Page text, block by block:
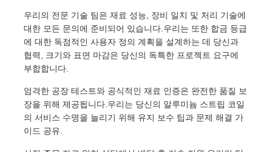
우리의 전문 기술 팀은 재료 성능, 장비 일치 및 처리 기술에
대한 모든 문의에 준비되어 있습니다.우리는 또한 합금 등급
에 대한 독점적인 사용자 정의 계획을 설계하는 데 당신과
협력, 크기와 표면 마감은 당신의 독특한 프로젝트 요구에
부합합니다.
엄격한 공장 테스트와 공식적인 재료 인증은 완전한 품질 보
장을 위해 제공됩니다.우리는 당신의 알루미늄 스트립 코일
의 서비스 수명을 늘리기 위해 유지 보수 팁과 문제 해결 가
이드 공유.